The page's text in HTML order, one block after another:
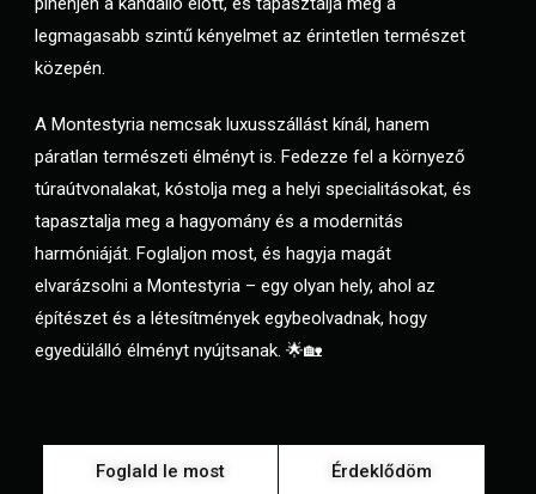
legmagasabb szintű kényelmet az érintetlen természet
közepén.
A Montestyria nemcsak luxusszállást kínál, hanem
páratlan természeti élményt is. Fedezze fel a környező
túraútvonalakat, kóstolja meg a helyi specialitásokat, és
tapasztalja meg a hagyomány és a modernitás
harmóniáját. Foglaljon most, és hagyja magát
elvarázsolni a Montestyria – egy olyan hely, ahol az
építészet és a létesítmények egybeolvadnak, hogy
egyedülálló élményt nyújtsanak. 🌟🏡
Foglald le most Érdeklődöm